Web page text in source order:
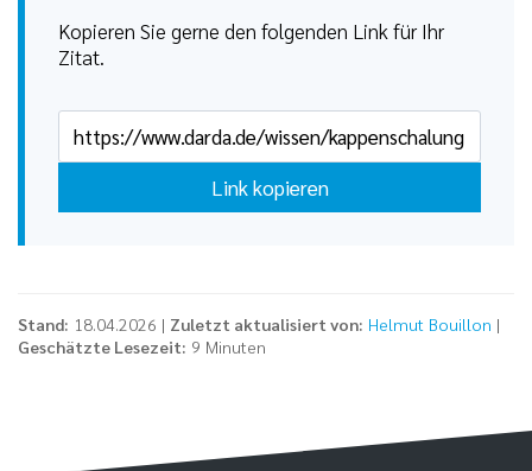
Kopieren Sie gerne den folgenden Link für Ihr
Zitat.
Link kopieren
Stand: 18.04.2026 | Zuletzt aktualisiert von: Helmut Bouillon |
Geschätzte Lesezeit: 9 Minuten